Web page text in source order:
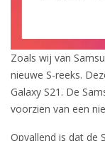
Zoals wij van
nieuwe S-reeks.
Galaxy S21. De
voorzien van een
Opvallend is dat de